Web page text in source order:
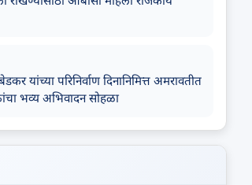
यांच्या परिनिर्वाण दिनानिमित्त अमरावतीत
भव्य अभिवादन सोहळा